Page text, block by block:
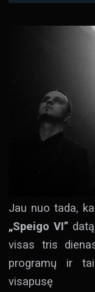
Jau nuo tada,
„Speigo VI”
visas tris
programų ir